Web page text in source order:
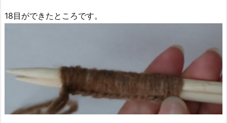
18目ができたところです。